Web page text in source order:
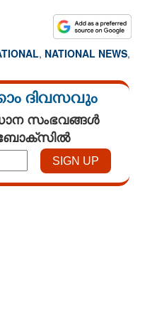
, NATIONAL NEWS,
ദിവസവും
സംഭവങ്ങൾ